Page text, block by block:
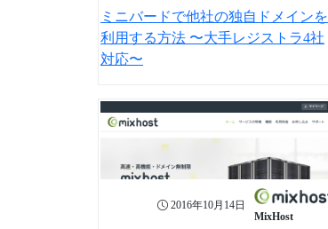
ミニバードで他社の独自ドメインを
利用する方法 〜大手レジストラ4社
対応〜
2016年10月14日
MixHost